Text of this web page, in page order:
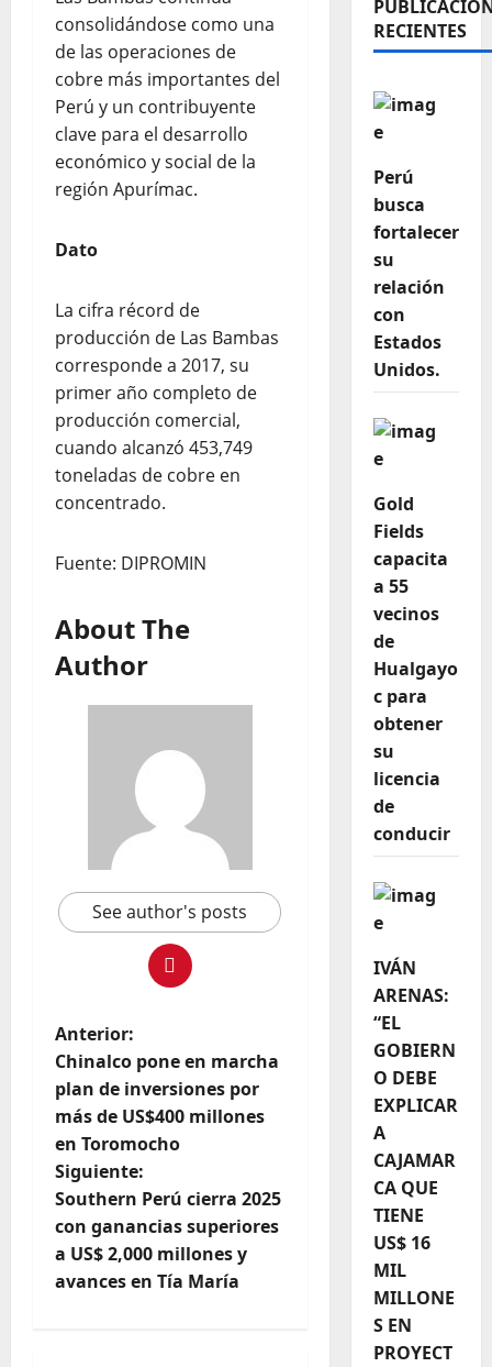
consolidándose como una
de las operaciones de
cobre más importantes del
Perú y un contribuyente
clave para el desarrollo
económico y social de la
región Apurímac.
Dato
La cifra récord de
producción de Las Bambas
corresponde a 2017, su
primer año completo de
producción comercial,
cuando alcanzó 453,749
toneladas de cobre en
concentrado.
Fuente: DIPROMIN
About The
Author
See author's posts
Anterior:
Chinalco pone en marcha
plan de inversiones por
más de US$400 millones
en Toromocho
Siguiente:
Southern Perú cierra 2025
con ganancias superiores
a US$ 2,000 millones y
avances en Tía María
RECIENTES
Perú
busca
fortalecer
su
relación
con
Estados
Unidos.
Gold
Fields
capacita
a 55
vecinos
de
Hualgayo
c para
obtener
su
licencia
de
conducir
IVÁN
ARENAS:
“EL
GOBIERN
O DEBE
EXPLICAR
A
CAJAMAR
CA QUE
TIENE
US$ 16
MIL
MILLONE
S EN
PROYECT